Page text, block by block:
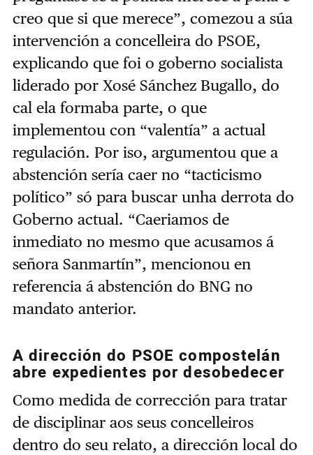
creo que si que merece”, comezou a súa
intervención a concelleira do PSOE,
explicando que foi o goberno socialista
liderado por Xosé Sánchez Bugallo, do
cal ela formaba parte, o que
implementou con “valentía” a actual
regulación. Por iso, argumentou que a
abstención sería caer no “tacticismo
político” só para buscar unha derrota do
Goberno actual. “Caeriamos de
inmediato no mesmo que acusamos á
señora Sanmartín”, mencionou en
referencia á abstención do BNG no
mandato anterior.
A dirección do PSOE compostelán
abre expedientes por desobedecer
Como medida de corrección para tratar
de disciplinar aos seus concelleiros
dentro do seu relato, a dirección local do